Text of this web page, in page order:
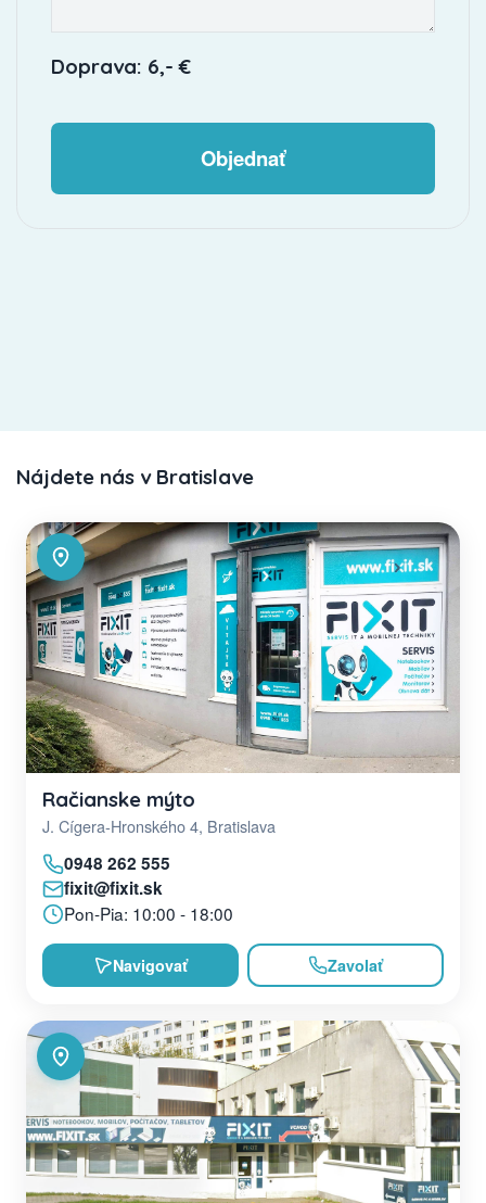
Doprava: 6,- €
Objednať
Nájdete nás v Bratislave
Račianske mýto
J. Cígera-Hronského 4, Bratislava
0948 262 555
fixit@fixit.sk
Pon-Pia: 10:00 - 18:00
Navigovať Zavolať